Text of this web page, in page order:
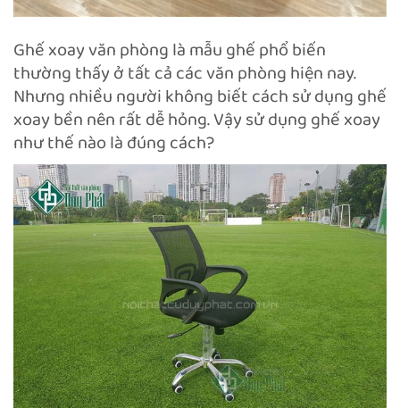
Ghế xoay văn phòng là mẫu ghế phổ biến
thường thấy ở tất cả các văn phòng hiện nay.
Nhưng nhiều người không biết cách sử dụng ghế
xoay bền nên rất dễ hỏng. Vậy sử dụng ghế xoay
như thế nào là đúng cách?